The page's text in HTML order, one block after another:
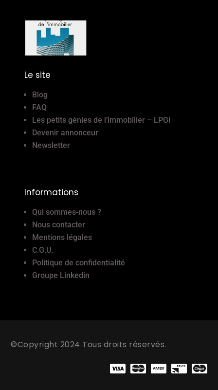
Le site
Blog
FAQ
Les petits génies de l’immobilier – LPGI
Devenir annonceur
Newsletter
Informations
Qui sommes-nous ?
Nous contacter
Mentions légales
C.G.U.
Politique de confidentialité
Groupe Linkedin
©Copyright 2024 Tous droits réservés.